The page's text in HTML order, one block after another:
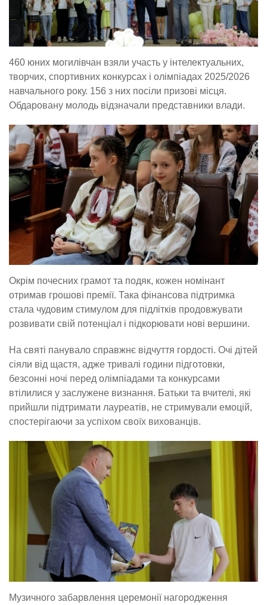
460 юних могилівчан взяли участь у інтелектуальних,
творчих, спортивних конкурсах і олімпіадах 2025/2026
навчального року. 156 з них посіли призові місця.
Обдаровану молодь відзначали представники влади.
Окрім почесних грамот та подяк, кожен номінант
отримав грошові премії. Така фінансова підтримка
стала чудовим стимулом для підлітків продовжувати
розвивати свій потенціал і підкорювати нові вершини.
На святі панувало справжнє відчуття гордості. Очі дітей
сіяли від щастя, адже тривалі години підготовки,
безсонні ночі перед олімпіадами та конкурсами
втілилися у заслужене визнання. Батьки та вчителі, які
прийшли підтримати лауреатів, не стримували емоцій,
спостерігаючи за успіхом своїх вихованців.
Музичного забарвлення церемонії нагородження